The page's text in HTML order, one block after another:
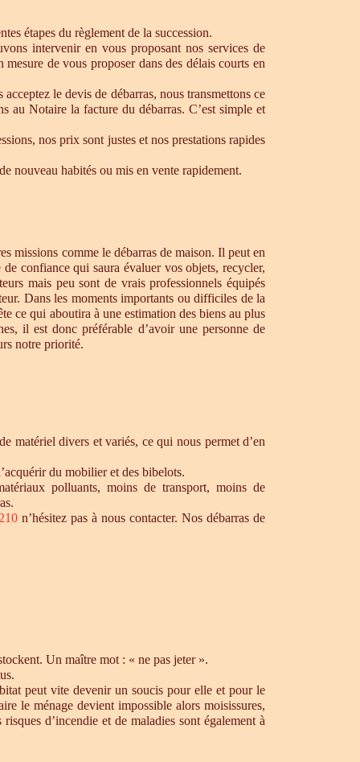
étapes du règlement de la succession.
intervenir en vous proposant nos services de
de vous proposer dans des délais courts en
le devis de débarras, nous transmettons ce
au Notaire la facture du débarras. C’est simple et
nos prix sont justes et nos prestations rapides
nouveau habités ou mis en vente rapidement.
missions comme le débarras de maison. Il peut en
confiance qui saura évaluer vos objets, recycler,
mais peu sont de vrais professionnels équipés
Dans les moments importants ou difficiles de la
ce qui aboutira à une estimation des biens au plus
il est donc préférable d’avoir une personne de
notre priorité.
matériel divers et variés, ce qui nous permet d’en
du mobilier et des bibelots.
polluants, moins de transport, moins de
n’hésitez pas à nous contacter. Nos débarras de
Un maître mot : « ne pas jeter ».
peut vite devenir un soucis pour elle et pour le
le ménage devient impossible alors moisissures,
d’incendie et de maladies sont également à